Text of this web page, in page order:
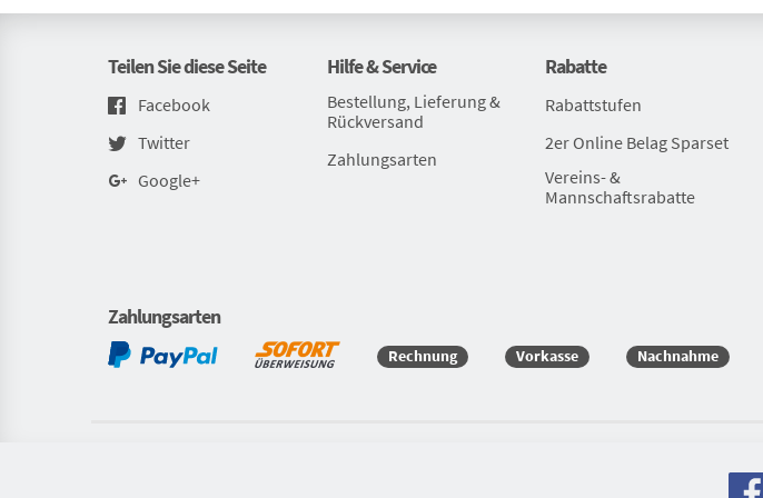
Teilen Sie diese Seite
Facebook
Twitter
Google+
Hilfe & Service
Bestellung, Lieferung &
Rückversand
Zahlungsarten
Rabatte
Rabattstufen
2er Online Belag Sparset
Vereins- &
Mannschaftsrabatte
Zahlungsarten
Rechnung Vorkasse Nachnahme